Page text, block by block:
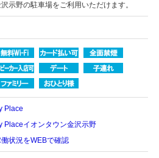
示野の駐車場をご利用いただけます。
Place
Placeイオンタウン金沢示野
状況をWEBで確認